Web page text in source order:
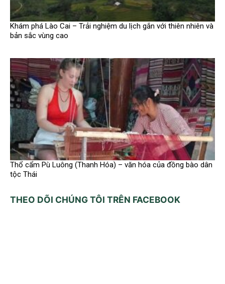
Khám phá Lào Cai – Trải nghiệm du lịch gắn với thiên nhiên và
bản sắc vùng cao
Thổ cẩm Pù Luông (Thanh Hóa) – văn hóa của đồng bào dân
tộc Thái
THEO DÕI CHÚNG TÔI TRÊN FACEBOOK